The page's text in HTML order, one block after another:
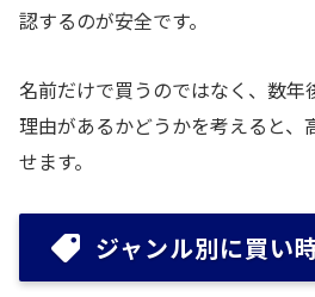
認するのが安全です。
名前だけで買うのではなく、数年
理由があるかどうかを考えると、
せます。
ジャンル別に買い